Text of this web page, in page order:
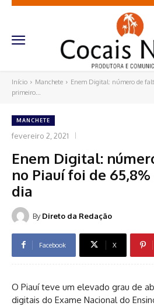
Início Manchete
Enem Digital: número de
primeiro...
MANCHETE
fevereiro 2, 2021
Enem Digital:
no Piauí foi de
dia
By Direto da Redação
Facebook X
O Piauí teve um elevado grau de
digitais do Exame Nacional do